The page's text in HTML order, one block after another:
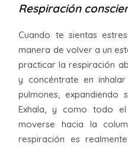
Respiración
Cuando te sientas
manera de volver a un
practicar la respiración
y concéntrate en
pulmones, expandiendo
Exhala, y como todo
moverse hacia la
respiración es